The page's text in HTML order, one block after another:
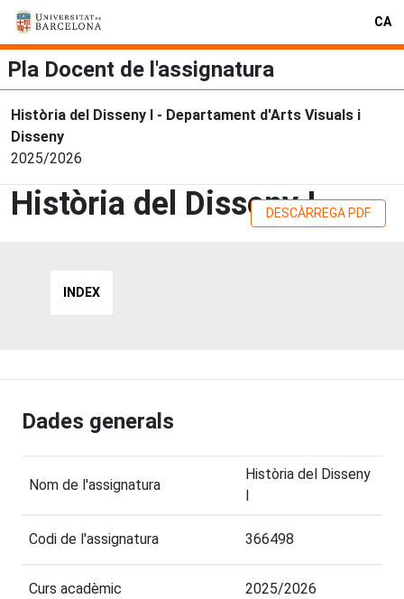
CA
Pla Docent de l'assignatura
Història del Disseny I - Departament d'Arts Visuals i
Disseny
2025/2026
Història del Disseny IDESCÀRREGA PDF
INDEX
Dades generals
Nom de l'assignatura
Història del Disseny
I
Codi de l'assignatura 366498
Curs acadèmic 2025/2026